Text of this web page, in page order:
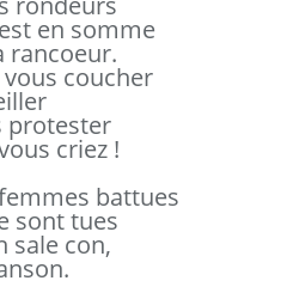
en somme
rancoeur.
coucher
protester
criez !
battues
sont tues
sale con,